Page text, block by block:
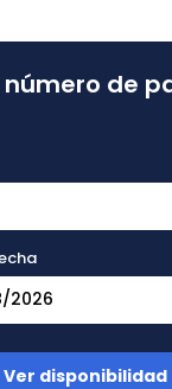
número de
Ver disponibilidad